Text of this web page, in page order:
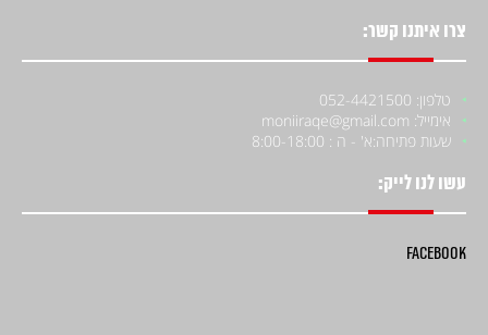
צרו איתנו קשר:
טלפון: 052-4421500
אימייל: moniiraqe@gmail.com
שעות פתיחה:א' - ה : 8:00-18:00
עשו לנו לייק:
Facebook